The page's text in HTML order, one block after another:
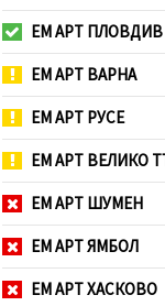
ЕМ АРТ ПЛОВДИВ
ЕМ АРТ ВАРНА
ЕМ АРТ РУСЕ
ЕМ АРТ ВЕЛИКО
ЕМ АРТ ШУМЕН
ЕМ АРТ ЯМБОЛ
ЕМ АРТ ХАСКОВО